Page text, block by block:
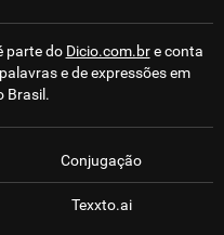
parte do Dicio.com.bre conta
e de expressões em
Brasil.
Conjugação
Texxto.ai